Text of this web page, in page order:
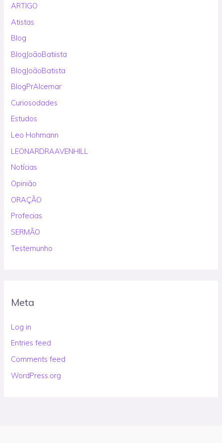
ARTIGO
Atistas
Blog
BlogJoãoBatiista
BlogJoãoBatista
BlogPrAlcemar
Curiosodades
Estudos
Leo Hohmann
LEONARDRAAVENHILL
Notícias
Opinião
ORAÇÃO
Profecias
SERMÃO
Testemunho
Meta
Log in
Entries feed
Comments feed
WordPress.org